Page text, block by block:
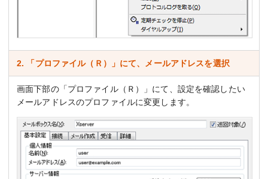
2. 「プロファイル（Ｒ）」にて、メールアドレスを選択
画面下部の「プロファイル（Ｒ）」にて、設定を確認したい
メールアドレスのプロファイルに変更します。